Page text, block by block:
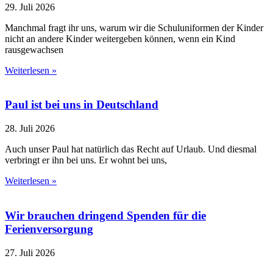
29. Juli 2026
Manchmal fragt ihr uns, warum wir die Schuluniformen der Kinder
nicht an andere Kinder weitergeben können, wenn ein Kind
rausgewachsen
Weiterlesen »
Paul ist bei uns in Deutschland
28. Juli 2026
Auch unser Paul hat natürlich das Recht auf Urlaub. Und diesmal
verbringt er ihn bei uns. Er wohnt bei uns,
Weiterlesen »
Wir brauchen dringend Spenden für die
Ferienversorgung
27. Juli 2026